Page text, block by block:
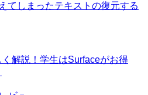
てしまったテキストの復元する
解説！学生はSurfaceがお得